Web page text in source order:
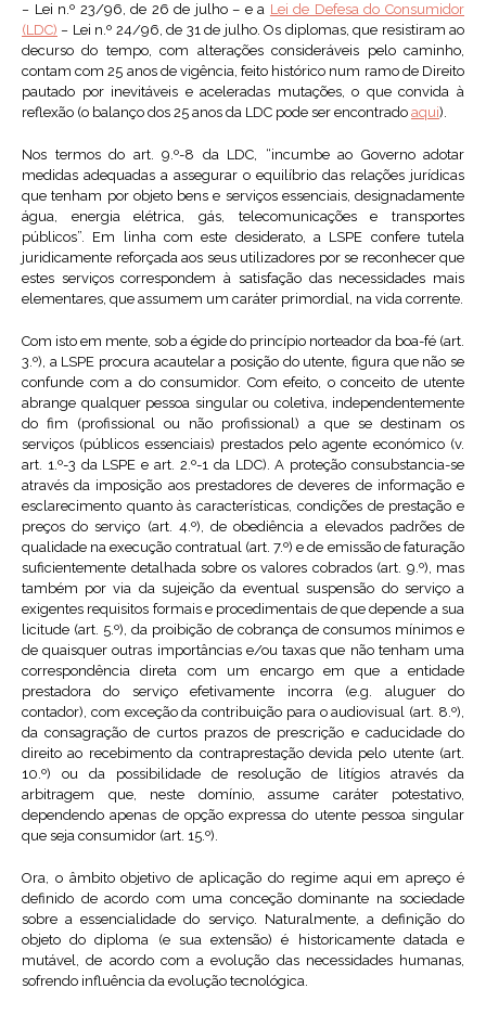
− Lei n.º 23/96, de 26 de julho – e a Lei de Defesa do Consumidor
(LDC) − Lei n.º 24/96, de 31 de julho. Os diplomas, que resistiram ao
decurso do tempo, com alterações consideráveis pelo caminho,
contam com 25 anos de vigência, feito histórico num ramo de Direito
pautado por inevitáveis e aceleradas mutações, o que convida à
reflexão (o balanço dos 25 anos da LDC pode ser encontrado aqui).
Nos termos do art. 9.º-8 da LDC, “incumbe ao Governo adotar
medidas adequadas a assegurar o equilíbrio das relações jurídicas
que tenham por objeto bens e serviços essenciais, designadamente
água, energia elétrica, gás, telecomunicações e transportes
públicos”. Em linha com este desiderato, a LSPE confere tutela
juridicamente reforçada aos seus utilizadores por se reconhecer que
estes serviços correspondem à satisfação das necessidades mais
elementares, que assumem um caráter primordial, na vida corrente.
Com isto em mente, sob a égide do princípio norteador da boa-fé (art.
3.º), a LSPE procura acautelar a posição do utente, figura que não se
confunde com a do consumidor. Com efeito, o conceito de utente
abrange qualquer pessoa singular ou coletiva, independentemente
do fim (profissional ou não profissional) a que se destinam os
serviços (públicos essenciais) prestados pelo agente económico (v.
art. 1.º-3 da LSPE e art. 2.º-1 da LDC). A proteção consubstancia-se
através da imposição aos prestadores de deveres de informação e
esclarecimento quanto às características, condições de prestação e
preços do serviço (art. 4.º), de obediência a elevados padrões de
qualidade na execução contratual (art. 7.º) e de emissão de faturação
suficientemente detalhada sobre os valores cobrados (art. 9.º), mas
também por via da sujeição da eventual suspensão do serviço a
exigentes requisitos formais e procedimentais de que depende a sua
licitude (art. 5.º), da proibição de cobrança de consumos mínimos e
de quaisquer outras importâncias e/ou taxas que não tenham uma
correspondência direta com um encargo em que a entidade
prestadora do serviço efetivamente incorra (e.g. aluguer do
contador), com exceção da contribuição para o audiovisual (art. 8.º),
da consagração de curtos prazos de prescrição e caducidade do
direito ao recebimento da contraprestação devida pelo utente (art.
10.º) ou da possibilidade de resolução de litígios através da
arbitragem que, neste domínio, assume caráter potestativo,
dependendo apenas de opção expressa do utente pessoa singular
que seja consumidor (art. 15.º).
Ora, o âmbito objetivo de aplicação do regime aqui em apreço é
definido de acordo com uma conceção dominante na sociedade
sobre a essencialidade do serviço. Naturalmente, a definição do
objeto do diploma (e sua extensão) é historicamente datada e
mutável, de acordo com a evolução das necessidades humanas,
sofrendo influência da evolução tecnológica.